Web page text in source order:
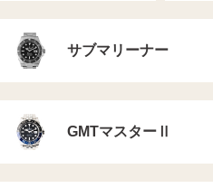
サブマリーナー
GMTマスターⅡ